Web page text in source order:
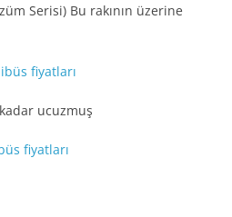
Serisi) Bu rakının üzerine
fiyatları
ucuzmuş
fiyatları